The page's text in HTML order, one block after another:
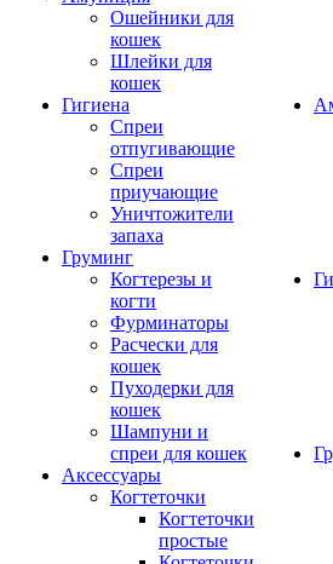
Ошейники для
кошек
Шлейки для
кошек
Гигиена
Спреи
отпугивающие
Спреи
приучающие
Уничтожители
запаха
Груминг
Когтерезы и
когти
Фурминаторы
Расчески для
кошек
Пуходерки для
кошек
Шампуни и
спреи для кошек
Аксессуары
Когтеточки
Когтеточки
простые